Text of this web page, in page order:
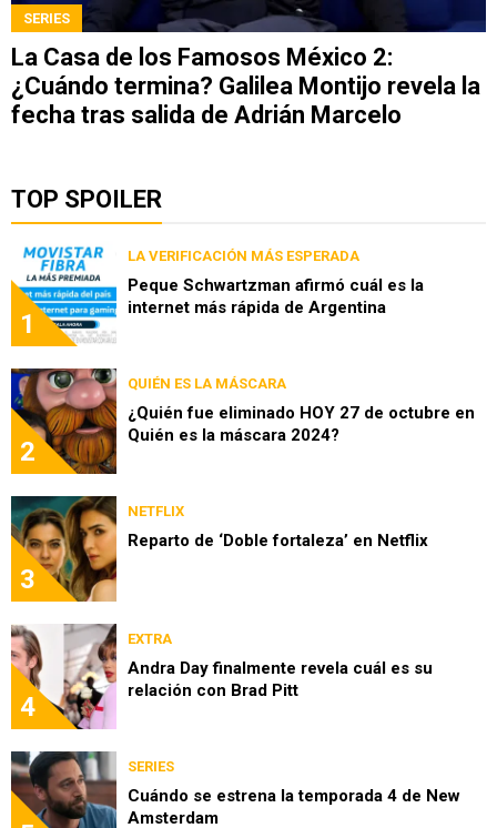
SERIES
La Casa de los Famosos México 2:
¿Cuándo termina? Galilea Montijo revela la
fecha tras salida de Adrián Marcelo
TOP SPOILER
1
LA VERIFICACIÓN MÁS ESPERADA
Peque Schwartzman afirmó cuál es la
internet más rápida de Argentina
2
QUIÉN ES LA MÁSCARA
¿Quién fue eliminado HOY 27 de octubre en
Quién es la máscara 2024?
3
NETFLIX
Reparto de ‘Doble fortaleza’ en Netflix
4
EXTRA
Andra Day finalmente revela cuál es su
relación con Brad Pitt
SERIES
Cuándo se estrena la temporada 4 de New
Amsterdam